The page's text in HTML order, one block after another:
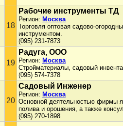
18
Рабочие инструменты ТД
Регион: Москва
Торговля оптовая садово-
инструментом.
(095) 231-7873
19
Радуга, ООО
Регион: Москва
Стройматериалы, садовый
(095) 574-7378
20
Садовый Инженер
Регион: Москва
Основной деятельностью фирмы
полива и орошения, а также
(095) 270-1898